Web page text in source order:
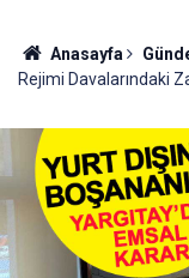
Anasayfa
Rejimi Davalarındaki